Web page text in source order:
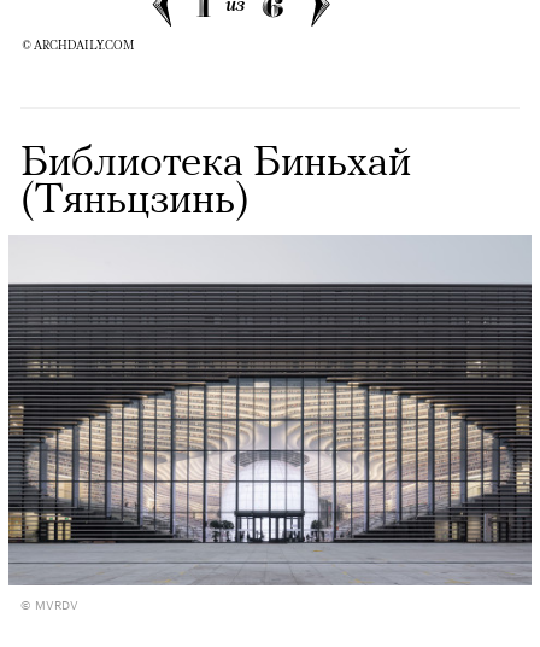
© ARCHDAILY.COM
Библиотека Биньхай
(Тяньцзинь)
© MVRDV